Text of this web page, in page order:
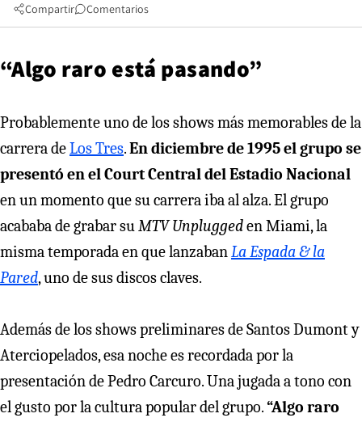
Compartir Comentarios
“Algo raro está pasando”
Probablemente uno de los shows más memorables de la
carrera deLos Tres.En diciembre de 1995 el grupo se
presentó en el Court Central del Estadio Nacional
en un momento que su carrera iba al alza. El grupo
acababa de grabar suMTV Unpluggeden Miami, la
misma temporada en que lanzabanLa Espada & la
Pared, uno de sus discos claves.
Además de los shows preliminares de Santos Dumont y
Aterciopelados, esa noche es recordada por la
presentación de Pedro Carcuro. Una jugada a tono con
el gusto por la cultura popular del grupo.“Algo raro